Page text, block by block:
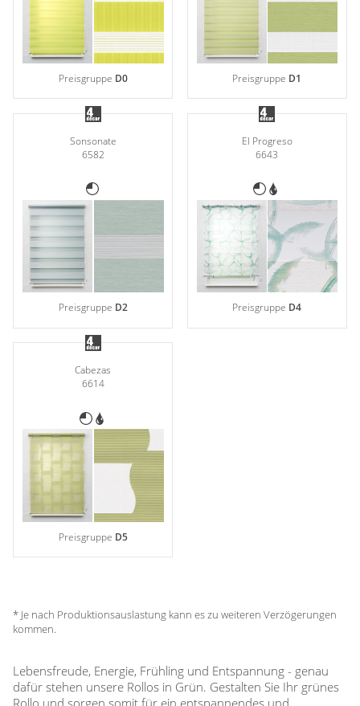
Preisgruppe D0 Preisgruppe D1
Sonsonate
6582
Preisgruppe D2
El Progreso
6643
Preisgruppe D4
Cabezas
6614
Preisgruppe D5
* Je nach Produktionsauslastung kann es zu weiteren Verzögerungen
kommen.
Lebensfreude, Energie, Frühling und Entspannung - genau
dafür stehen unsere Rollos in Grün. Gestalten Sie Ihr grünes
Rollo und sorgen somit für ein entspannendes und